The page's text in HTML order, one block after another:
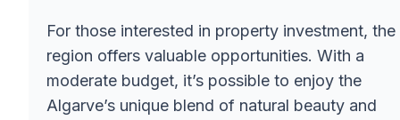
For those interested in property investment, the
region offers valuable opportunities. With a
moderate budget, it’s possible to enjoy the
Algarve’s unique blend of natural beauty and